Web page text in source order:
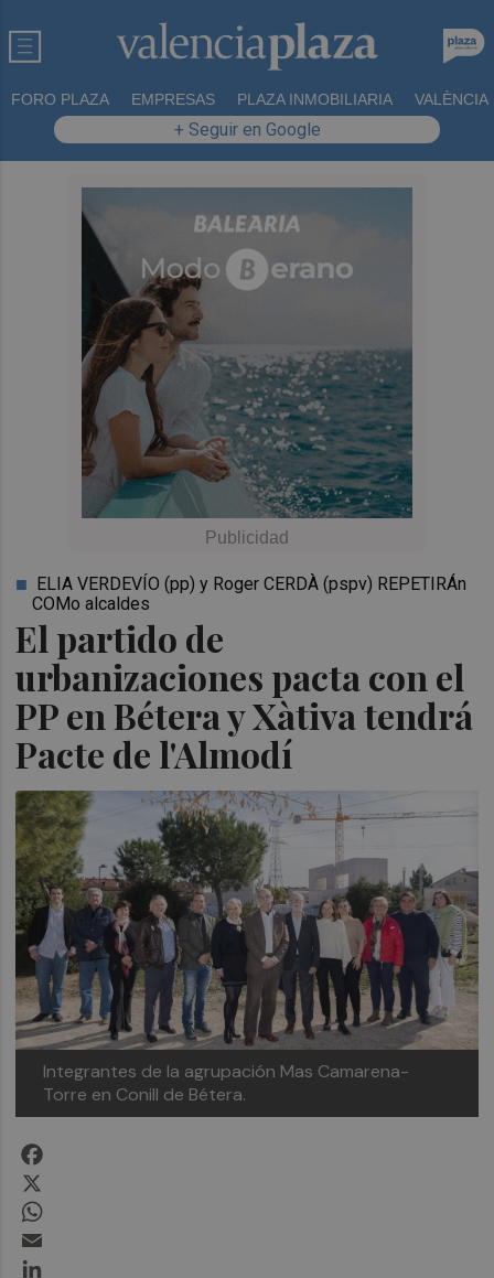
FORO PLAZA EMPRESAS PLAZA INMOBILIARIA VALÈNCIA
+ Seguir en Google
El partido de
urbanizaciones pacta con el
PP en Bétera y Xàtiva tendrá
Pacte de l'Almodí
ELIA VERDEVÍO (pp) y Roger CERDÀ (pspv) REPETIRÁn
COMo alcaldes
Integrantes de la agrupación Mas Camarena-
Torre en Conill de Bétera.